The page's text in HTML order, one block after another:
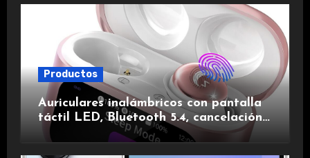
Productos
Auriculares inalámbricos con pantalla
táctil LED, Bluetooth 5.4, cancelación
de ruido, impermeables y de larga
duración.